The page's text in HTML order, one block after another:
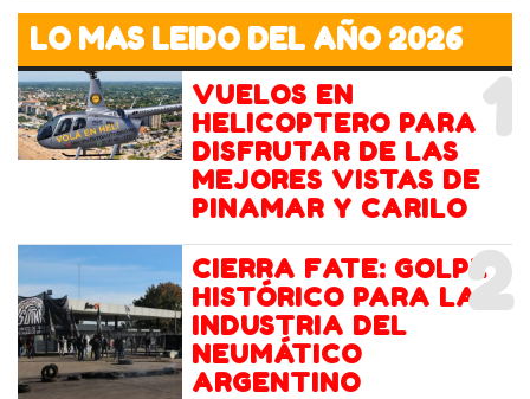
LO MAS LEIDO DEL AÑO 2026
1
VUELOS EN
HELICOPTERO PARA
DISFRUTAR DE LAS
MEJORES VISTAS DE
PINAMAR Y CARILO
2
CIERRA FATE: GOLPE
HISTÓRICO PARA LA
INDUSTRIA DEL
NEUMÁTICO
ARGENTINO